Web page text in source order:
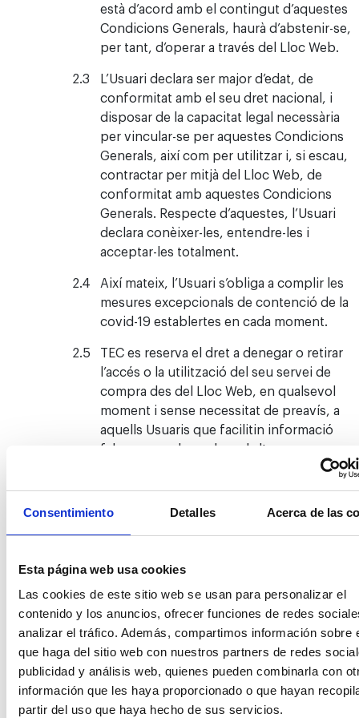
Consentimiento Detalles Acerca de las
Esta página web usa cookies
Las cookies de este sitio web se usan para personalizar el
contenido y los anuncios, ofrecer funciones de redes
analizar el tráfico. Además, compartimos información sobre
que haga del sitio web con nuestros partners de redes
publicidad y análisis web, quienes pueden combinarla con
información que les haya proporcionado o que hayan
partir del uso que haya hecho de sus servicios.
està d’acord amb el contingut d’aquestes
Condicions Generals, haurà d’abstenir-se,
per tant, d’operar a través del Lloc Web.
L’Usuari declara ser major d’edat, de
conformitat amb el seu dret nacional, i
disposar de la capacitat legal necessària
per vincular-se per aquestes Condicions
Generals, així com per utilitzar i, si escau,
contractar per mitjà del Lloc Web, de
conformitat amb aquestes Condicions
Generals. Respecte d’aquestes, l’Usuari
declara conèixer-les, entendre-les i
acceptar-les totalment.
Així mateix, l’Usuari s’obliga a complir les
mesures excepcionals de contenció de la
covid-19 establertes en cada moment.
TEC es reserva el dret a denegar o retirar
l’accés o la utilització del seu servei de
compra des del Lloc Web, en qualsevol
moment i sense necessitat de preavís, a
aquells Usuaris que facilitin informació
falsa o que, de qualsevol altra manera,
incompleixin les Condicions Generals.
continuïtat del servei de compra de les
Entrades que aquí es regula, el qual es
interromput per factors o circumstàncies
alienes al seu control. Aquestes
Condicions Generals són les vigents des
de la data de la seva darrera actualització
(indicada al final d’aquest document).
TEC es reserva la facultat de modificar el
contingut d’aquestes Condicions
Generals en qualsevol moment, a la seva